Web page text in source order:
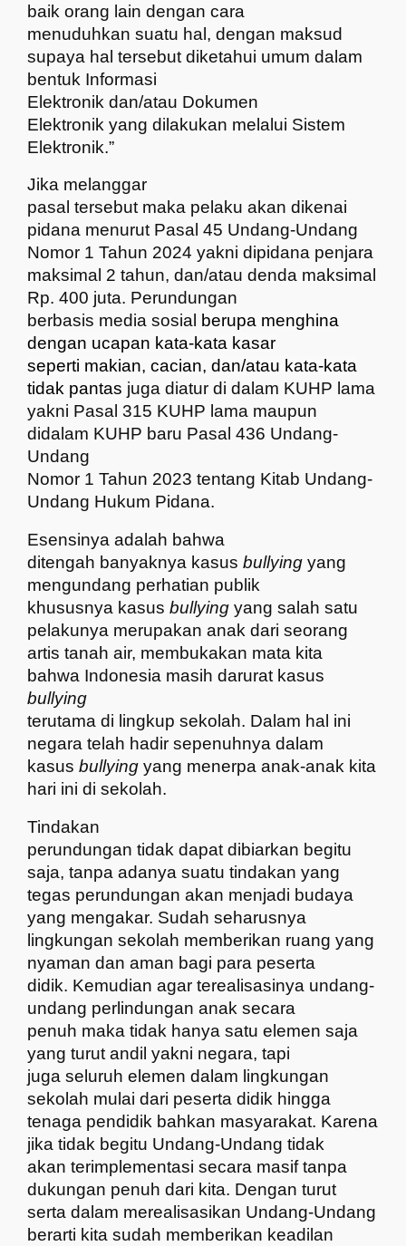
baik orang lain dengan cara
menuduhkan suatu hal, dengan maksud
supaya hal tersebut diketahui umum dalam
bentuk Informasi
Elektronik dan/atau Dokumen
Elektronik yang dilakukan melalui Sistem
Elektronik.”
Jika melanggar
pasal tersebut maka pelaku akan dikenai
pidana menurut Pasal 45 Undang-Undang
Nomor 1 Tahun 2024 yakni dipidana penjara
maksimal 2 tahun, dan/atau denda maksimal
Rp.400 juta. Perundungan
berbasis media sosial berupa menghina
dengan ucapan kata-kata kasar
seperti makian, cacian, dan/atau kata-kata
tidak pantas juga diatur di dalam KUHP lama
yakni Pasal 315 KUHP lama maupun
didalam KUHP baru Pasal 436 Undang-
Undang
Nomor 1 Tahun 2023 tentang Kitab Undang-
Undang Hukum Pidana.
Esensinya adalah bahwa
ditengah banyaknya kasusbullying yang
mengundang perhatian publik
khususnya kasusbullying yang salah satu
pelakunya merupakan anak dari seorang
artis tanah air, membukakan mata kita
bahwa Indonesia masih darurat kasus
bullying
terutama di lingkup sekolah. Dalam hal ini
negara telah hadir sepenuhnya dalam
kasusbullying yang menerpa anak-anak kita
hari ini di sekolah.
Tindakan
perundungan tidak dapat dibiarkan begitu
saja, tanpa adanya suatu tindakan yang
tegas perundungan akan menjadi budaya
yang mengakar. Sudah seharusnya
lingkungan sekolah memberikan ruang yang
nyaman dan aman bagi para peserta
didik. Kemudian agar terealisasinya undang-
undang perlindungan anak secara
penuh maka tidak hanya satu elemen saja
yang turut andil yakni negara, tapi
juga seluruh elemen dalam lingkungan
sekolah mulai dari peserta didik hingga
tenaga pendidik bahkan masyarakat. Karena
jika tidak begitu Undang-Undang tidak
akan terimplementasi secara masif tanpa
dukungan penuh dari kita. Dengan turut
serta dalam merealisasikan Undang-Undang
berarti kita sudah memberikan keadilan